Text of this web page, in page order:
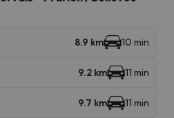
8.9 km 10 min
9.2 km 11 min
9.7 km 11 min